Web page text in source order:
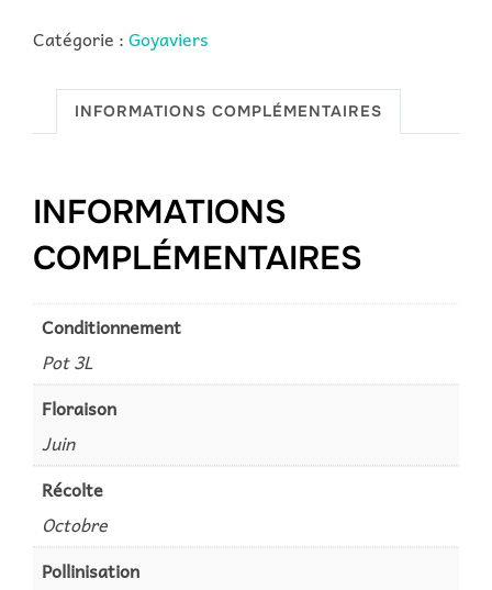
de
fruits
Catégorie :Goyaviers
INFORMATIONS COMPLÉMENTAIRES
INFORMATIONS
COMPLÉMENTAIRES
Conditionnement
Pot 3L
Floraison
Juin
Récolte
Octobre
Pollinisation